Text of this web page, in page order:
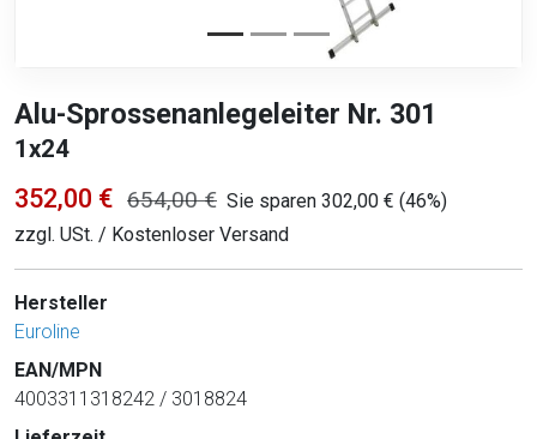
Alu-Sprossenanlegeleiter Nr. 301
1x24
352,00 € 654,00 € Sie sparen 302,00 € (46%)
zzgl. USt. / Kostenloser Versand
Hersteller
Euroline
EAN/MPN
4003311318242 / 3018824